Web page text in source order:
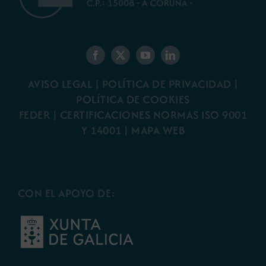
AVISO LEGAL | POLÍTICA DE PRIVACIDAD |
POLÍTICA DE COOKIES
FEDER | CERTIFICACIONES NORMAS ISO 9001
Y 14001 | MAPA WEB
CON EL APOYO DE: